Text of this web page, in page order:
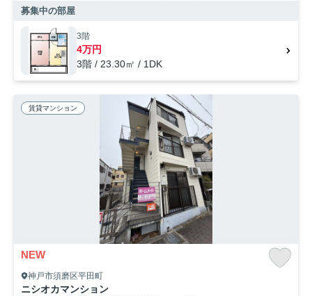
は、実際に住んでみた時のことを想像しながら進めていくことが大事で
募集中の部屋
3階
4万円
3階 / 23.30㎡ / 1DK
賃貸マンション
NEW
神戸市須磨区平田町
ニシオカマンション